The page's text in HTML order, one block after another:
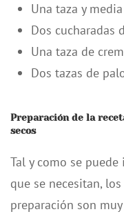
Una taza y
Dos cucharadas
Una taza de
Dos tazas de
Preparación de la
secos
Tal y como se
que se necesitan,
preparación son